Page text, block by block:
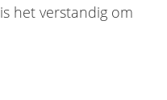
het verstandig om